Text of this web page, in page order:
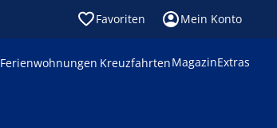
Favoriten Mein Konto
Ferienwohnungen KreuzfahrtenMagazinExtras